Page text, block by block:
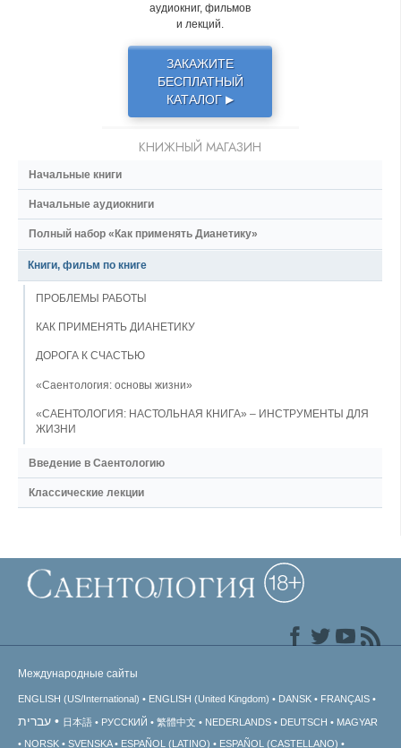
аудиокниг, фильмов
и лекций.
ЗАКАЖИТЕ
БЕСПЛАТНЫЙ
КАТАЛОГ ▶
КНИЖНЫЙ МАГАЗИН
Начальные книги
Начальные аудиокниги
Полный набор «Как применять Дианетику»
Книги, фильм по книге
ПРОБЛЕМЫ РАБОТЫ
КАК ПРИМЕНЯТЬ ДИАНЕТИКУ
ДОРОГА К СЧАСТЬЮ
«Саентология: основы жизни»
«САЕНТОЛОГИЯ: НАСТОЛЬНАЯ КНИГА» – ИНСТРУМЕНТЫ ДЛЯ
ЖИЗНИ
Введение в Саентологию
Классические лекции
Международные сайты
ENGLISH (US/International) ENGLISH (United Kingdom) DANSK FRANÇAIS
עברית 日本語 РУССКИЙ 繁體中文 NEDERLANDS DEUTSCH
MAGYAR
NORSK
SVENSKA ESPAÑOL (LATINO) ESPAÑOL (CASTELLANO)